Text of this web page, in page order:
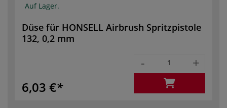
Auf Lager.
Düse für HONSELL Airbrush Spritzpistole
132, 0,2 mm
6,03 €
- +